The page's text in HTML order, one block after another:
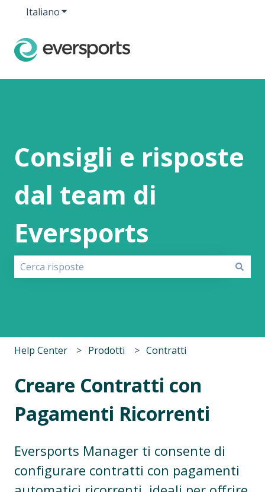
ItalianoMostra sottomenu per le traduzioni
Consigli e risposte
dal team di
Eversports
Help Center Prodotti Contratti
Creare Contratti con
Pagamenti Ricorrenti
Eversports Manager ti consente di
configurare contratti con pagamenti